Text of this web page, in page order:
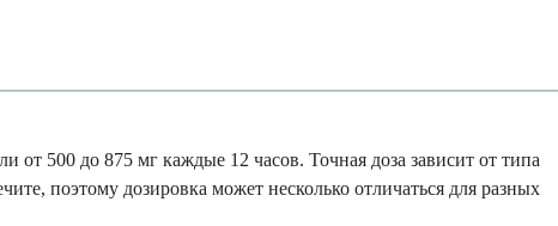
от 500 до 875 мг каждые 12 часов. Точная доза зависит от типа
поэтому дозировка может несколько отличаться для разных